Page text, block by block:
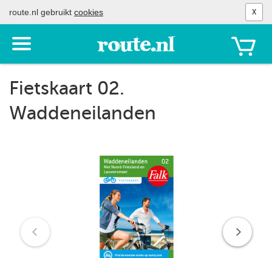
route.nl gebruikt cookies X
Toon
het
menu
Fietskaart 02.
Waddeneilanden